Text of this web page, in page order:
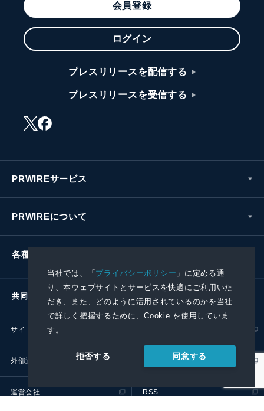
当社では、「プライバシーポリシー 」に定める通
り、本ウェブサイトとサービスを快適にご利用いた
だき、また、どのように活用されているのかを当社
で詳しく把握するために、Cookie を使用していま
す。
拒否する 同意する
会員登録
ログイン
プレスリリースを配信する
プレスリリースを受信する
PRWIREサービス
PRWIREについて
各種お問い合わせ
共同通信社グループ
サイトポリシー
外部送信ポリシー プレスリリース取扱基準
運営会社 RSS